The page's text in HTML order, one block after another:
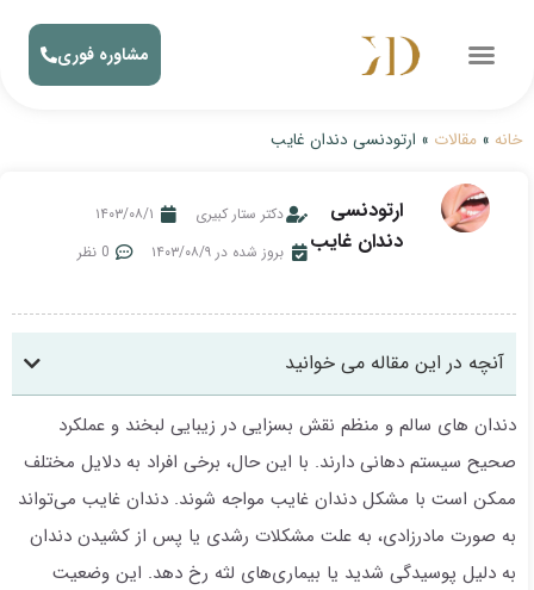
مشاوره فوری
خانه » مقالات » ارتودنسی دندان غایب
ارتودنسی
دندان غایب
دکتر ستار کبیری
۱۴۰۳/۰۸/۱
بروز شده در ۱۴۰۳/۰۸/۹
0 نظر
آنچه در این مقاله می خوانید
دندان های سالم و منظم نقش بسزایی در زیبایی لبخند و عملکرد
صحیح سیستم دهانی دارند. با این حال، برخی افراد به دلایل مختلف
ممکن است با مشکل دندان غایب مواجه شوند. دندان غایب می‌تواند
به صورت مادرزادی، به علت مشکلات رشدی یا پس از کشیدن دندان
به دلیل پوسیدگی شدید یا بیماری‌های لثه رخ دهد. این وضعیت